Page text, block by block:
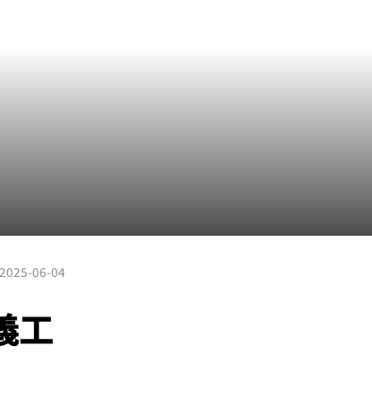
2025-06-04
工